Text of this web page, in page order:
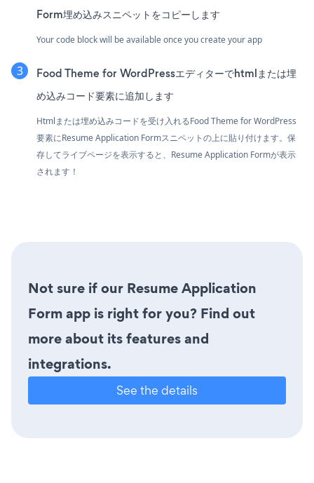
Form埋め込みスニペットをコピーします
Your code block will be available once you create your app
Food Theme for WordPressエディターでhtmlまたは埋
め込みコード要素に追加します
Htmlまたは埋め込みコードを受け入れるFood Theme for WordPress
要素にResume Application Formスニペットの上に貼り付けます。保
存してライブページを表示すると、Resume Application Formが表示
されます！
Not sure if our Resume Application
Form app is right for you? Find out
more about its features and
integrations.
See the details